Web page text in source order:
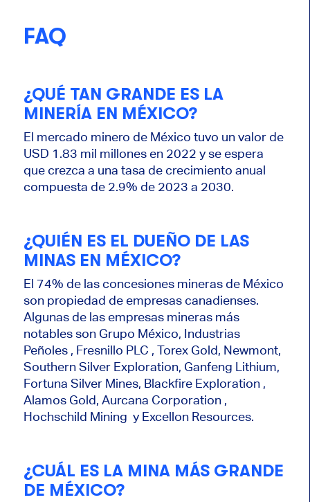
FAQ
¿QUÉ TAN GRANDE ES LA
MINERÍA EN MÉXICO?
El mercado minero de México tuvo un valor de
USD 1.83 mil millones en 2022 y se espera
que crezca a una tasa de crecimiento anual
compuesta de 2.9% de 2023 a 2030.
¿QUIÉN ES EL DUEÑO DE LAS
MINAS EN MÉXICO?
El 74% de las concesiones mineras de México
son propiedad de empresas canadienses.
Algunas de las empresas mineras más
notables son Grupo México, Industrias
Peñoles , Fresnillo PLC , Torex Gold, Newmont,
Southern Silver Exploration, Ganfeng Lithium,
Fortuna Silver Mines, Blackfire Exploration ,
Alamos Gold, Aurcana Corporation ,
Hochschild Mining y Excellon Resources.
¿CUÁL ES LA MINA MÁS GRANDE
DE MÉXICO?